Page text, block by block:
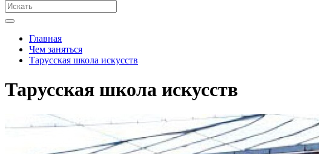
Главная
Чем заняться
Тарусская школа искусств
Тарусская школа искусств